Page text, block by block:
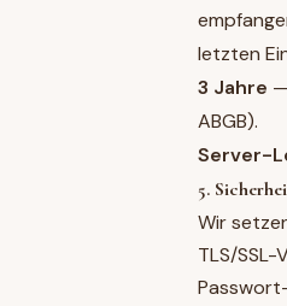
letzten
3 Jahre
ABGB).
Server-
5.
Wir
TLS/